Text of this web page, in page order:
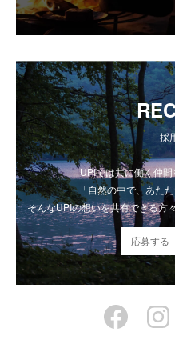
採
UPIでは共に働く仲間
「自然の中で、あた
そんなUPIの想いを共有できる方
応募する